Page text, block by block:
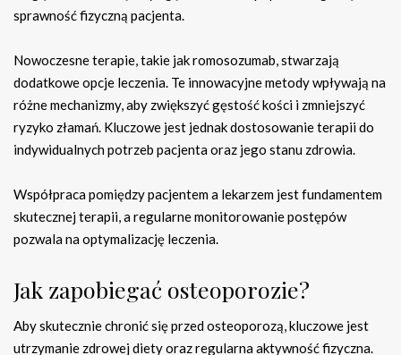
sprawność fizyczną pacjenta.
Nowoczesne terapie, takie jak romosozumab, stwarzają
dodatkowe opcje leczenia. Te innowacyjne metody wpływają na
różne mechanizmy, aby zwiększyć gęstość kości i zmniejszyć
ryzyko złamań. Kluczowe jest jednak dostosowanie terapii do
indywidualnych potrzeb pacjenta oraz jego stanu zdrowia.
Współpraca pomiędzy pacjentem a lekarzem jest fundamentem
skutecznej terapii, a regularne monitorowanie postępów
pozwala na optymalizację leczenia.
Jak zapobiegać osteoporozie?
Aby skutecznie chronić się przed osteoporozą, kluczowe jest
utrzymanie zdrowej diety oraz regularna aktywność fizyczna.